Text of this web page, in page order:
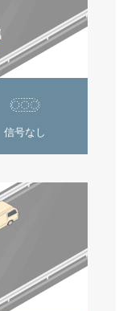
信号なし